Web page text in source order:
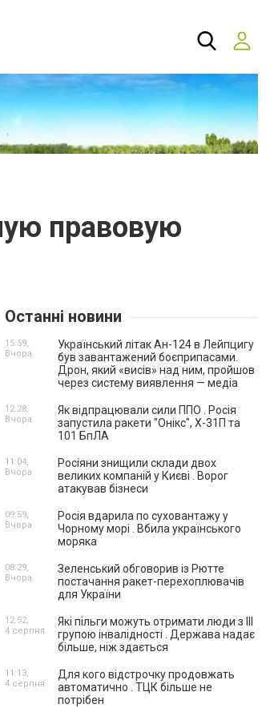
правовую
Останні новини
Український літак Ан-124 в Лейпцигу
був завантажений боєприпасами.
Дрон, який «висів» над ним, пройшов
через систему виявлення — медіа
15:59,
Вчора
Як відпрацювали сили ППО . Росія
запустила ракети "Онікс", Х-31П та
101 БпЛА
12:28,
Вчора
Росіяни знищили склади двох
великих компаній у Києві . Ворог
атакував бізнеси
11:04,
Вчора
Росія вдарила по суховантажу у
Чорному морі . Вбила українського
моряка
09:59,
Вчора
Зеленський обговорив із Рютте
постачання ракет-перехоплювачів
для України
08:29,
Вчора
Які пільги можуть отримати люди з III
групою інвалідності . Держава надає
більше, ніж здається
12:52,
4 серпня
Для кого відстрочку продовжать
автоматично . ТЦК більше не
потрібен
11:13,
4 серпня